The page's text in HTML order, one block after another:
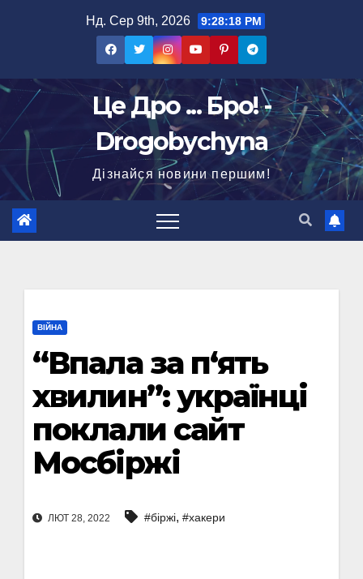
Нд. Сер 9th, 2026 9:28:19 PM
Це Дро ... Бро! -
Drogobychyna
Дізнайся новини першим!
ВІЙНА
“Впала за п‘ять
хвилин”: українці
поклали сайт
Мосбіржі
ЛЮТ 28, 2022 #біржі, #хакери